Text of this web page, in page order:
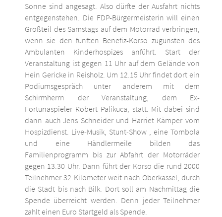
Sonne sind angesagt. Also dürfte der Ausfahrt nichts
entgegenstehen. Die FDP-Bürgermeisterin will einen
Großteil des Samstags auf dem Motorrad verbringen,
wenn sie den fünften Benefiz-Korso zugunsten des
Ambulanten Kinderhospizes anführt. Start der
Veranstaltung ist gegen 11 Uhr auf dem Gelände von
Hein Gericke in Reisholz. Um 12.15 Uhr findet dort ein
Podiumsgespräch unter anderem mit dem
Schirmherrn der Veranstaltung, dem Ex-
Fortunaspieler Robert Palikuca, statt. Mit dabei sind
dann auch Jens Schneider und Harriet Kämper vom
Hospizdienst. Live-Musik, Stunt-Show , eine Tombola
und eine Händlermeile bilden das
Familienprogramm bis zur Abfahrt der Motorräder
gegen 13.30 Uhr. Dann führt der Korso die rund 2000
Teilnehmer 32 Kilometer weit nach Oberkassel, durch
die Stadt bis nach Bilk. Dort soll am Nachmittag die
Spende überreicht werden. Denn jeder Teilnehmer
zahlt einen Euro Startgeld als Spende.